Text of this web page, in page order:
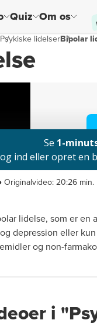
Quiz Om os
Psykiske lidelserBipolar
Originalvideo: 20:26 min.
lidelse, som er
depression eller
og non-
i